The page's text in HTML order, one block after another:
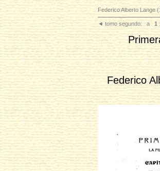
Federico Alberto Lange
◄ tomo segundo: a 1
Federico